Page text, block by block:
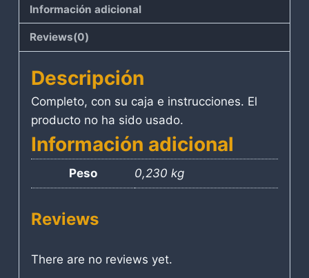
Información adicional
Reviews(0)
Descripción
Completo, con su caja e instrucciones. El
producto no ha sido usado.
Información adicional
Peso 0,230 kg
Reviews
There are no reviews yet.